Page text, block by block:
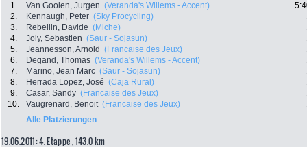
1. Van Goolen, Jurgen (Veranda's Willems - Accent)
2.
Kennaugh, Peter (Sky Procycling)
3.
Rebellin, Davide (Miche)
4.
Joly, Sebastien (Saur - Sojasun)
5.
Jeannesson, Arnold (Francaise des Jeux)
6.
Degand, Thomas (Veranda's Willems - Accent)
7.
Marino, Jean Marc (Saur - Sojasun)
8.
Herrada Lopez, José (Caja Rural)
9.
Casar, Sandy (Francaise des Jeux)
10.
Vaugrenard, Benoit (Francaise des Jeux)
Alle Platzierungen
19.06.2011: 4. Etappe , 143.0 km